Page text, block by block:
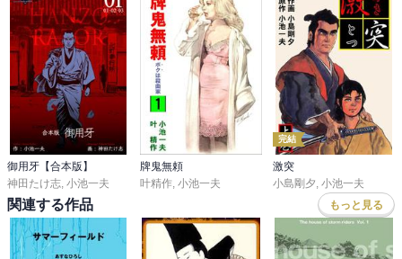
御用牙【合本版】
神田たけ志 小池一夫
牌鬼無頼
叶精作 小池一夫
完結
激突
小島剛夕 小池一夫
関連する作品 もっと見る